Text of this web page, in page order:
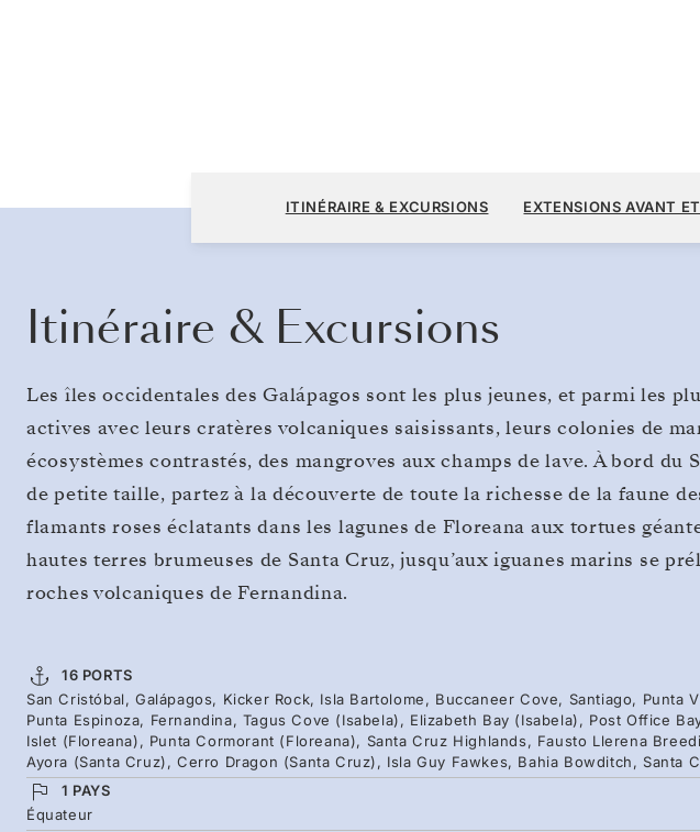
San Cristóbal, Galápagos à San Cristóbal, Galápagos
7 JOURS
ITINÉRAIRE & EXCURSIONS EXTENSIONS AVANT
Itinéraire & Excursions
Les îles occidentales des Galápagos sont les plus jeunes, et parmi les
actives avec leurs cratères volcaniques saisissants, leurs colonies de
écosystèmes contrastés, des mangroves aux champs de lave. À bord du
de petite taille, partez à la découverte de toute la richesse de la faune
flamants roses éclatants dans les lagunes de Floreana aux tortues
hautes terres brumeuses de Santa Cruz, jusqu’aux iguanes marins se
roches volcaniques de Fernandina.
16 PORTS
San Cristóbal, Galápagos, Kicker Rock, Isla Bartolome, Buccaneer Cove, Santiago, Punta
Punta Espinoza, Fernandina, Tagus Cove (Isabela), Elizabeth Bay (Isabela), Post Office
Islet (Floreana), Punta Cormorant (Floreana), Santa Cruz Highlands, Fausto Llerena
Ayora (Santa Cruz), Cerro Dragon (Santa Cruz), Isla Guy Fawkes, Bahia Bowditch, Santa
1 PAYS
Équateur